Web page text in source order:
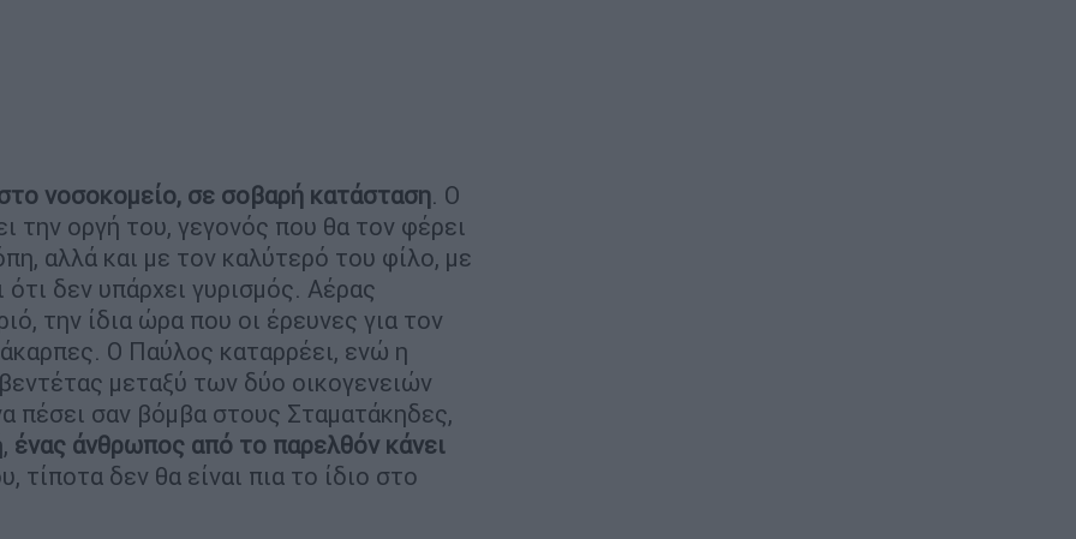
νοσοκομείο, σε σοβαρή κατάσταση. Ο
την οργή του, γεγονός που θα τον φέρει
αλλά και με τον καλύτερό του φίλο, με
δεν υπάρχει γυρισμός. Αέρας
την ίδια ώρα που οι έρευνες για τον
Ο Παύλος καταρρέει, ενώ η
μεταξύ των δύο οικογενειών
πέσει σαν βόμβα στους Σταματάκηδες,
ένας άνθρωπος από το παρελθόν κάνει
τίποτα δεν θα είναι πια το ίδιο στο